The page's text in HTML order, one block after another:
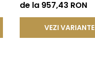
Calitate AAA+, Aur 14K |
KASKADDA®
de la 957,43 RON
VEZI VARIANTE